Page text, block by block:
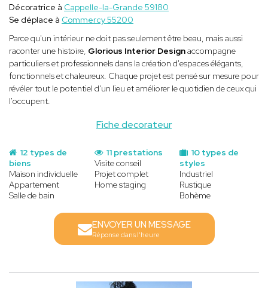
Fiche decorateur
Décoratrice à Cappelle-la-Grande 59180
Se déplace à Commercy 55200
Parce qu'un intérieur ne doit pas seulement être beau, mais aussi
raconter une histoire, Glorious Interior Designaccompagne
particuliers et professionnels dans la création d'espaces élégants,
fonctionnels et chaleureux. Chaque projet est pensé sur mesure pour
révéler tout le potentiel d'un lieu et améliorer le quotidien de ceux qui
l'occupent.
12 types de
biens
Maison individuelle
Appartement
Salle de bain
10 types de
styles
Industriel
Rustique
Bohème
11 prestations
Visite conseil
Projet complet
Home staging
ENVOYER UN MESSAGE
Réponse dans l'heure